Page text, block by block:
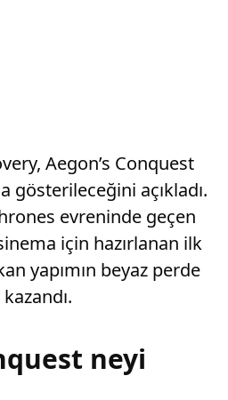
Aegon’s Conquest
gösterileceğini açıkladı.
evreninde geçen
için hazırlanan ilk
yapımın beyaz perde
neyi